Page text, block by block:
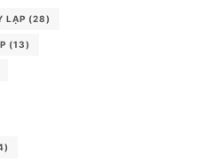
LẠP (28)
(13)